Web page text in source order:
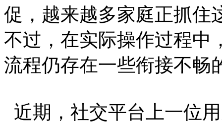
促，越来越多家庭正抓住
不过，在实际操作过程中
流程仍存在一些衔接不畅
近期，社交平台上一位